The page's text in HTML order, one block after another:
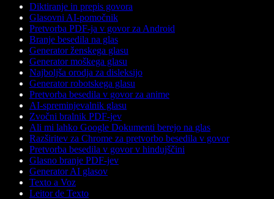
Diktiranje in prepis govora
Glasovni AI-pomočnik
Pretvorba PDF-ja v govor za Android
Branje besedila na glas
Generator ženskega glasu
Generator moškega glasu
Najboljša orodja za disleksijo
Generator robotskega glasu
Pretvorba besedila v govor za anime
AI-spreminjevalnik glasu
Zvočni bralnik PDF-jev
Ali mi lahko Google Dokumenti berejo na glas
Razširitev za Chrome za pretvorbo besedila v govor
Pretvorba besedila v govor v hindujščini
Glasno branje PDF-jev
Generator AI glasov
Texto a Voz
Leitor de Texto